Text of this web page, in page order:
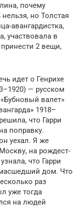
почему
но Толстая
авангардистка,
участвовала в
2 вещи,
идет о Генрихе
— русском
валет»
1918–
что Гарри
поправку.
уехал. Я же
на рождест­
что Гарри
дом. Что
раз
уже тогда
на людей